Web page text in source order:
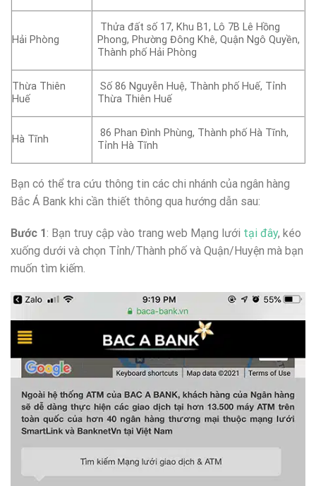
Hải Phòng
Thửa đất số 17, Khu B1, Lô 7B Lê Hồng
Phong, Phường Đông Khê, Quận Ngô Quyền,
Thành phố Hải Phòng
Thừa Thiên
Huế
Số 86 Nguyễn Huệ, Thành phố Huế, Tỉnh
Thừa Thiên Huế
Hà Tĩnh
86 Phan Đình Phùng, Thành phố Hà Tĩnh,
Tỉnh Hà Tĩnh
Bạn có thể tra cứu thông tin các chi nhánh của ngân hàng
Bắc Á Bank khi cần thiết thông qua hướng dẫn sau:
Bước 1: Bạn truy cập vào trang web Mạng lưới tại đây, kéo
xuống dưới và chọn Tỉnh/Thành phố và Quận/Huyện mà bạn
muốn tìm kiếm.